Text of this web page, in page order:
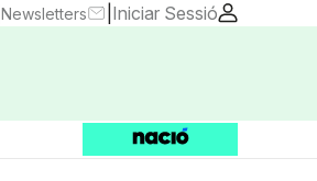
Newsletters Iniciar Sessió